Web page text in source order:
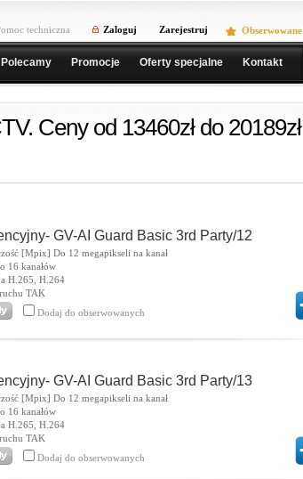
techniczna Zaloguj Zarejestruj Obserwowane
Polecamy Promocje Oferty specjalne Kontakt
Ceny od 13460zł do 20189zł
GV-AI Guard Basic 3rd Party/12
[Mpix] Do 12 megapikseli na kanał
16 kanałów
H.265, H.264
TAK
Dodaj do obserwowanych
GV-AI Guard Basic 3rd Party/13
[Mpix] Do 12 megapikseli na kanał
16 kanałów
H.265, H.264
TAK
Dodaj do obserwowanych